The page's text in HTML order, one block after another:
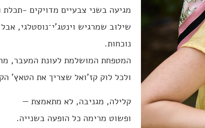
מגיעה בשני צבעיים מדויקים -תכלת
שילוב שמרגיש וינטג’י־נוסטלגי,
נוכחות.
המטפחת המושלמת לעונת המעבר,
ולכל לוק קז’ואל שצריך את הטאץ’
קלילה, מגניבה, לא מתאמצת —
ופשוט מרימה כל הופעה בשנייה.